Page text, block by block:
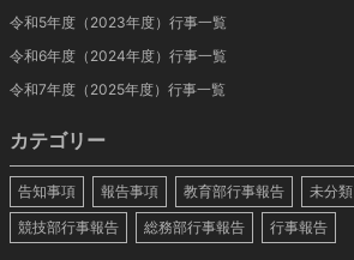
令和5年度（2023年度）行事一覧
令和6年度（2024年度）行事一覧
令和7年度（2025年度）行事一覧
カテゴリー
告知事項 報告事項 教育部行事報告 未分類
競技部行事報告
総務部行事報告 行事報告